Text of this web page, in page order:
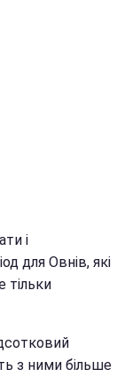
і
для Овнів, які
тільки
з ними більше